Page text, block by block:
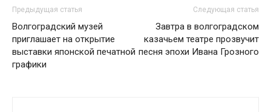
Предыдущая статья
Волгоградский музей
приглашает на открытие
выставки японской печатной
графики
Следующая статья
Завтра в волгоградском
казачьем театре прозвучит
песня эпохи Ивана Грозного